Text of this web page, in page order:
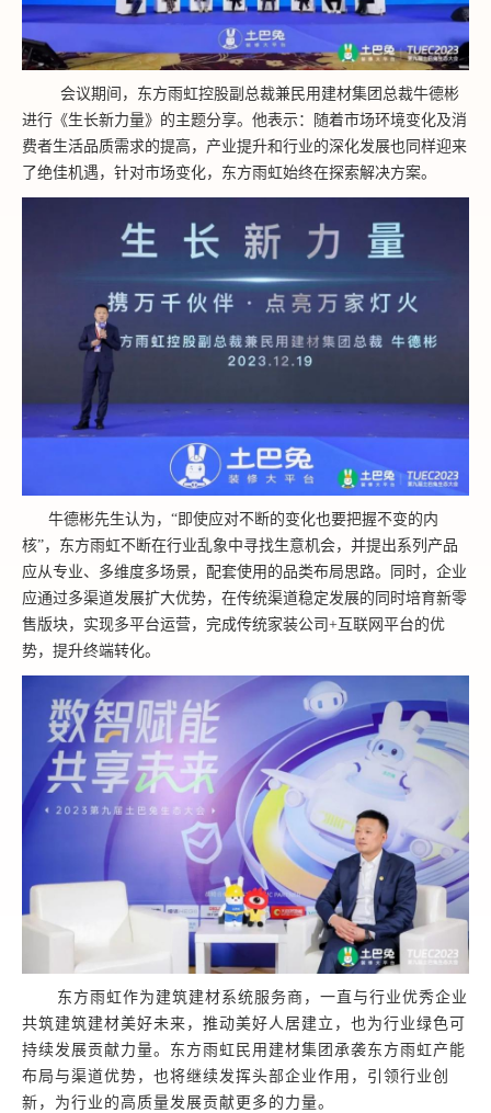
会议期间，东方雨虹控股副总裁兼民用建材集团总裁牛德彬
进行《生长新力量》的主题分享。他表示：随着市场环境变化及消
费者生活品质需求的提高，产业提升和行业的深化发展也同样迎来
了绝佳机遇，针对市场变化，东方雨虹始终在探索解决方案。
牛德彬先生认为，“即使应对不断的变化也要把握不变的内
核”，东方雨虹不断在行业乱象中寻找生意机会，并提出系列产品
应从专业、多维度多场景，配套使用的品类布局思路。同时，企业
应通过多渠道发展扩大优势，在传统渠道稳定发展的同时培育新零
售版块，实现多平台运营，完成传统家装公司+互联网平台的优
势，提升终端转化。
东方雨虹作为建筑建材系统服务商，一直与行业优秀企业
共筑建筑建材美好未来，推动美好人居建立，也为行业绿色可
持续发展贡献力量。东方雨虹民用建材集团承袭东方雨虹产能
布局与渠道优势，也将继续发挥头部企业作用，引领行业创
新，为行业的高质量发展贡献更多的力量。